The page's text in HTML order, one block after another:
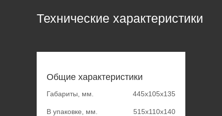
Технические характеристики
Габариты, мм.
В упаковке, мм.
Общие характеристики
445х105х135
515х110х140